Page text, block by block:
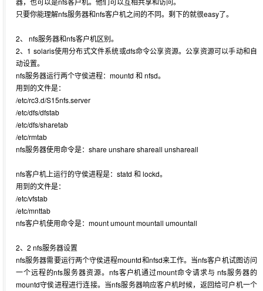
只要你能理解nfs服务器和nfs客户机之间的不同。剩下的就很easy了。
2、 nfs服务器和nfs客户机区别。
2、1 solaris使用分布式文件系统或dfs命令公享资源。公享资源可以手动和自
动设置。
nfs服务器运行两个守侯进程：mountd 和 nfsd。
用到的文件是：
/etc/rc3.d/S15nfs.server
/etc/dfs/dfstab
/etc/dfs/sharetab
/etc/rmtab
nfs服务器使用命令是：share unshare shareall unshareall
nfs客户机上运行的守侯进程是：statd 和 lockd。
用到的文件是：
/etc/vfstab
/etc/mnttab
nfs客户机使用命令是：mount umount mountall umountall
2、2 nfs服务器设置
nfs服务器需要运行两个守侯进程mountd和nfsd来工作。当nfs客户机试图访问
一个远程的nfs服务器资源。nfs客户机通过mount命令请求与 nfs服务器的
mountd守侯进程进行连接。当nfs服务器响应客户机时候，返回给可户机一个